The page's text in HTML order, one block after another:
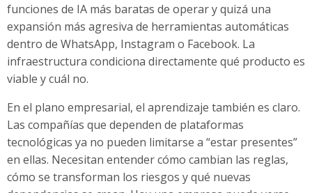
funciones de IA más baratas de operar y quizá una
expansión más agresiva de herramientas automáticas
dentro de WhatsApp, Instagram o Facebook. La
infraestructura condiciona directamente qué producto es
viable y cuál no.
En el plano empresarial, el aprendizaje también es claro.
Las compañías que dependen de plataformas
tecnológicas ya no pueden limitarse a “estar presentes”
en ellas. Necesitan entender cómo cambian las reglas,
cómo se transforman los riesgos y qué nuevas